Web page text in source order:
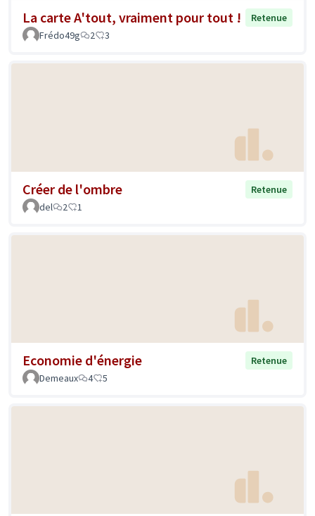
La carte A'tout, vraiment pour tout !
Retenue
Frédo49g
2 3
Créer de l'ombre
Retenue
del
2 1
Economie d'énergie
Retenue
Demeaux
4 5